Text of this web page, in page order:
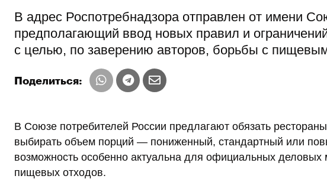
В адрес Роспотребнадзора отправлен от имени
предполагающий ввод новых правил и
с целью, по заверению авторов, борьбы с
Поделиться:
В Союзе потребителей России предлагают обязать
выбирать объем порций — пониженный, стандартный или
возможность особенно актуальна для официальных деловых
пищевых отходов.